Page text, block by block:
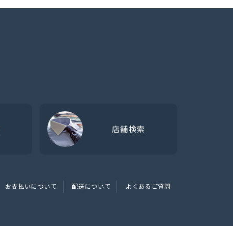
店舗検索
お支払いについて 配送について よくあるご質問